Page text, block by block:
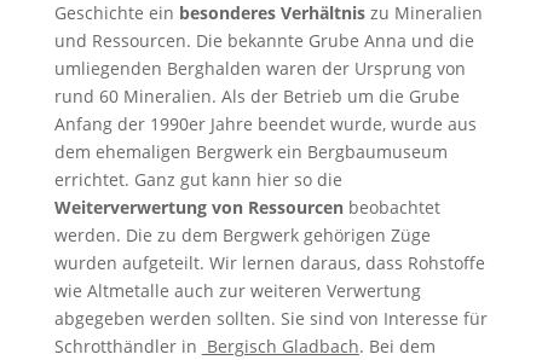
Geschichte ein besonderes Verhältniszu Mineralien
und Ressourcen. Die bekannte Grube Anna und die
umliegenden Berghalden waren der Ursprung von
rund 60 Mineralien. Als der Betrieb um die Grube
Anfang der 1990er Jahre beendet wurde, wurde aus
dem ehemaligen Bergwerk ein Bergbaumuseum
errichtet. Ganz gut kann hier so die
Weiterverwertung von Ressourcenbeobachtet
werden. Die zu dem Bergwerk gehörigen Züge
wurden aufgeteilt. Wir lernen daraus, dass Rohstoffe
wie Altmetalle auch zur weiteren Verwertung
abgegeben werden sollten. Sie sind von Interesse für
Schrotthändler in Bergisch Gladbach. Bei dem